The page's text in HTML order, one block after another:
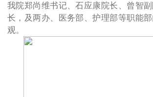
我院郑尚维书记、石应康院长、曾智
长，及两办、医务部、护理部等职能
观。